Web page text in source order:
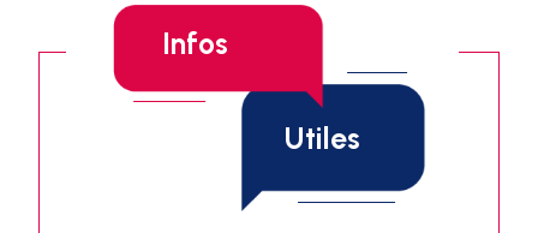
Infos
Utiles